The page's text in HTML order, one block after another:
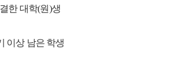
한 대학(원)생
이상 남은 학생